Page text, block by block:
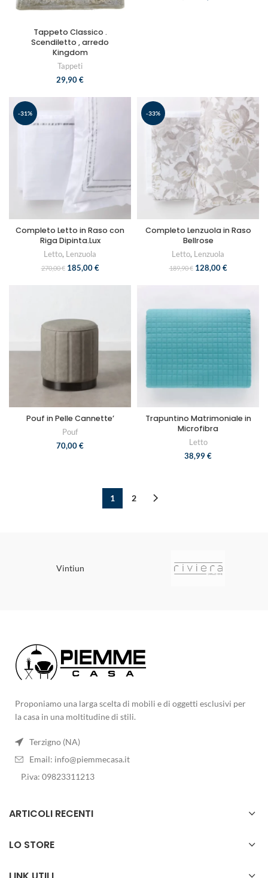
Tappeto Classico .
Scendiletto , arredo
Kingdom
Tappeti
29,90 €
-31%
Completo Letto in Raso con
Riga Dipinta.Lux
Letto, Lenzuola
270,00€ 185,00 €
-33%
Completo Lenzuola in Raso
Bellrose
Letto, Lenzuola
189,90€ 128,00 €
Pouf in Pelle Cannette’
Pouf
70,00 €
Trapuntino Matrimoniale in
Microfibra
Letto
38,99 €
1 2
Vintiun
Proponiamo una larga scelta di mobili e di oggetti esclusivi per
la casa in una moltitudine di stili.
Terzigno (NA)
Email: info@piemmecasa.it
P.iva: 09823311213
ARTICOLI RECENTI
LO STORE